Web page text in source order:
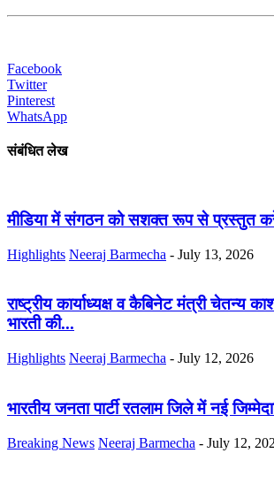
Facebook
Twitter
Pinterest
WhatsApp
संबंधित लेख
मीडिया में संगठन को सशक्त रूप से प्रस्तुत करें
Highlights Neeraj Barmecha - July 13, 2026
राष्ट्रीय कार्याध्यक्ष व कैबिनेट मंत्री चेतन्य
भारती की...
Highlights Neeraj Barmecha - July 12, 2026
भारतीय जनता पार्टी रतलाम जिले में नई
Breaking News Neeraj Barmecha - July 12,